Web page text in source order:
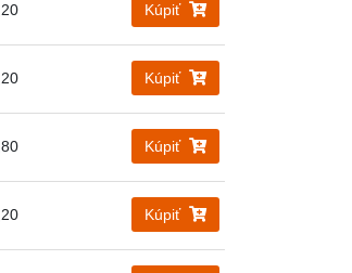
Kúpiť
Kúpiť
Kúpiť
Kúpiť